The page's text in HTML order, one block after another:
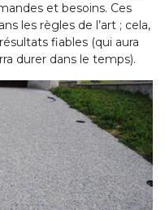
et besoins. Ces
les règles de l’art ; cela,
fiables (qui aura
durer dans le temps).